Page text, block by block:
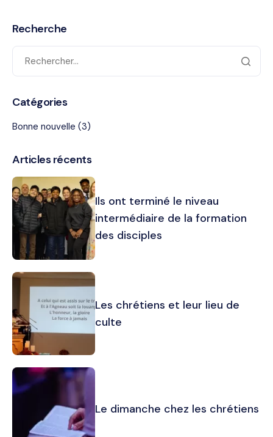
Recherche
Catégories
Bonne nouvelle (3)
Articles récents
Ils ont terminé le niveau
intermédiaire de la formation
des disciples
Les chrétiens et leur lieu de
culte
Le dimanche chez les chrétiens